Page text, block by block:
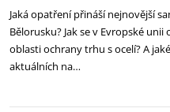
Jaká opatření přináší nejnovější
Bělorusku? Jak se v Evropské
oblasti ochrany trhu s ocelí? A
aktuálních na…